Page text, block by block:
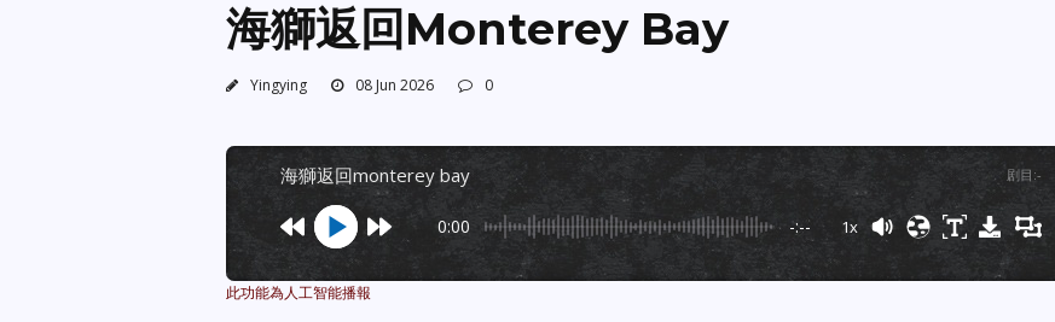
海獅返回Monterey Bay
Yingying 08 Jun 2026 0
海獅返回monterey bay 剧目 :-
0:00 -:-- 1x
Powered By